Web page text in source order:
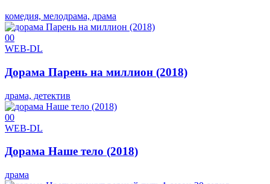
комедия, мелодрама, драма
00
WEB-DL
Дорама Парень на миллион (2018)
драма, детектив
00
WEB-DL
Дорама Наше тело (2018)
драма